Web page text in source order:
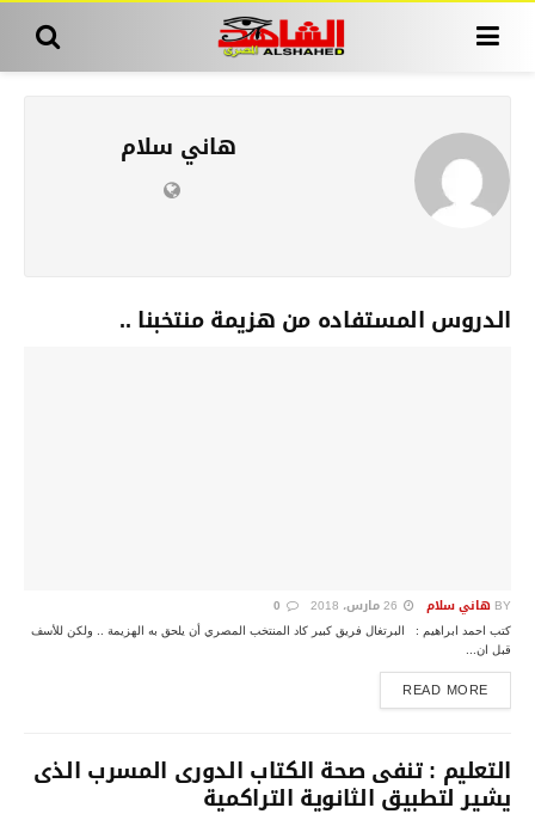
هاني سلام
الدروس المستفاده من هزيمة منتخبنا ..
BY هاني سلام
كتب احمد ابراهيم : البرتغال فريق كبير كاد المنتخب المصري أن يلحق به الهزيمة .. ولكن للأسف
قبل ان...
READ MORE
DETAILS
التعليم : تنفى صحة الكتاب الدورى المسرب الذى
يشير لتطبيق الثانوية التراكمية